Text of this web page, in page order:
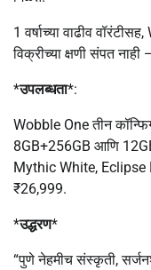
1 वर्षाच्या वाढीव
विक्रीच्या क्षणी संपत
*उपलब्धता*:
Wobble One तीन
8GB+256GB आणि
Mythic White, Eclipse
₹26,999.
*उद्धरण*
“पुणे नेहमीच संस्कृती,